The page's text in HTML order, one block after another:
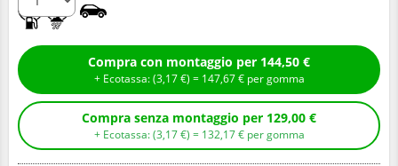
Compra con montaggio per 144,50 €
+ Ecotassa: (3,17€ ) = 147,67€ per gomma
Compra senza montaggio per 129,00 €
+ Ecotassa: (3,17€ ) = 132,17€ per gomma